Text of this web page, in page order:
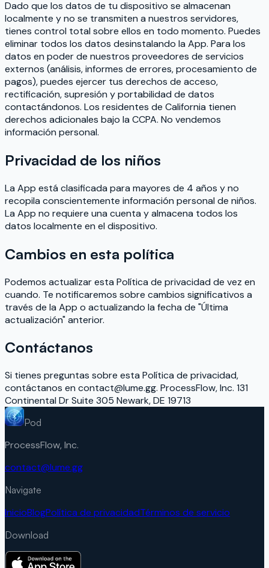
Dado que los datos de tu dispositivo se almacenan
localmente y no se transmiten a nuestros servidores,
tienes control total sobre ellos en todo momento. Puedes
eliminar todos los datos desinstalando la App. Para los
datos en poder de nuestros proveedores de servicios
externos (análisis, informes de errores, procesamiento de
pagos), puedes ejercer tus derechos de acceso,
rectificación, supresión y portabilidad de datos
contactándonos. Los residentes de California tienen
derechos adicionales bajo la CCPA. No vendemos
información personal.
Privacidad de los niños
La App está clasificada para mayores de 4 años y no
recopila conscientemente información personal de niños.
La App no requiere una cuenta y almacena todos los
datos localmente en el dispositivo.
Cambios en esta política
Podemos actualizar esta Política de privacidad de vez en
cuando. Te notificaremos sobre cambios significativos a
través de la App o actualizando la fecha de "Última
actualización" anterior.
Contáctanos
Si tienes preguntas sobre esta Política de privacidad,
contáctanos en contact@lume.gg. ProcessFlow, Inc. 131
Continental Dr Suite 305 Newark, DE 19713
Pod
ProcessFlow, Inc.
contact@lume.gg
Navigate
InicioBlogPolítica de privacidadTérminos de servicio
Download